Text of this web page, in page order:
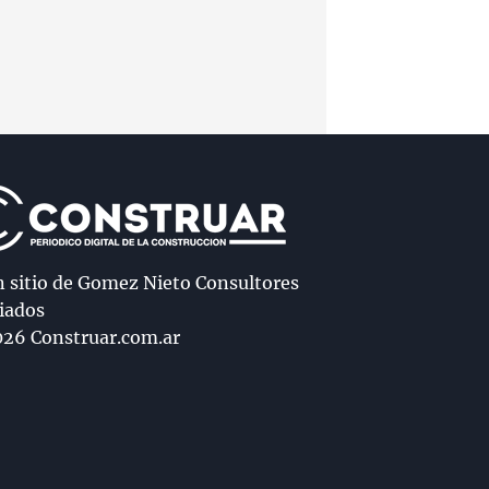
sitio de Gomez Nieto Consultores
Construar.com.ar